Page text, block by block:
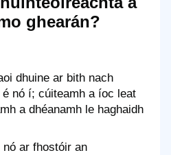
ghearán?
dhuine ar bith nach
nó í; cúiteamh a íoc leat
a dhéanamh le haghaidh
ar fhostóir an